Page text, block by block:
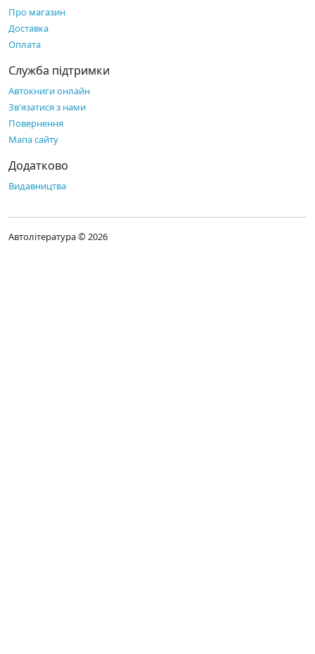
Про магазин
Доставка
Оплата
Служба підтримки
Автокниги онлайн
Зв'язатися з нами
Повернення
Мапа сайту
Додатково
Видавництва
Автолітература © 2026